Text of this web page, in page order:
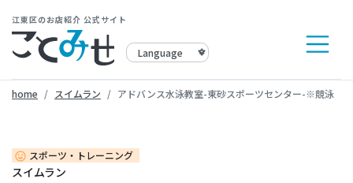
江東区のお店紹介 公式サイト
home スイムラン アドバンス水泳教室-東砂スポーツセンター-※競泳
insert_emoticon スポーツ・トレーニング
スイムラン